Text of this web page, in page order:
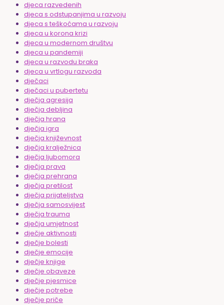
djeca razvedenih
djeca s odstupanjima u razvoju
djeca s teškoćama u razvoju
djeca u korona krizi
djeca u modernom društvu
djeca u pandemiji
djeca u razvodu braka
djeca u vrtlogu razvoda
dječaci
dječaci u pubertetu
dječja agresija
dječja debljina
dječja hrana
dječja igra
dječja književnost
dječja kralježnica
dječja ljubomora
dječja prava
dječja prehrana
dječja pretilost
dječja prijateljstva
dječja samosvijest
dječja trauma
dječja umjetnost
dječje aktivnosti
dječje bolesti
dječje emocije
dječje knjige
dječje obaveze
dječje pjesmice
dječje potrebe
dječje priče